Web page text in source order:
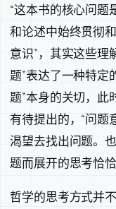
“这本书的核心问题
和论述中始终贯彻
意识”，其实这些
题”表达了一种特定
题”本身的关切，此
有待提出的，“问题
渴望去找出问题。
题而展开的思考恰
哲学的思考方式并